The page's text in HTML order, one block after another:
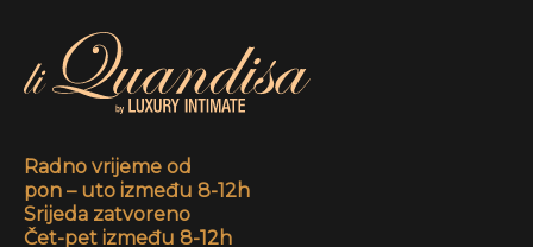
Radno vrijeme od
pon – uto između 8-12h
Srijeda zatvoreno
Čet-pet između 8-12h